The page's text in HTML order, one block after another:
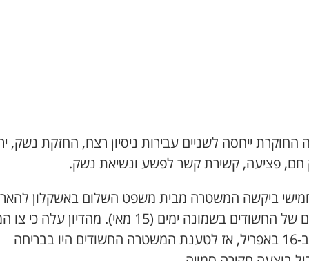
החוקרת ייחסה לשניים עבירות ניסיון רצח, החזקת נשק,
פציעה, קשירת קשר לפשע ונשיאת נשק.
ביקשה המשטרה מבית משפט השלום באשקלון
מעצרם של החשודים בשמונה ימים (15 מאי). מהדיון
הוצא ב-16 באפריל, אז לטענת המשטרה החשודים היו בבריחה